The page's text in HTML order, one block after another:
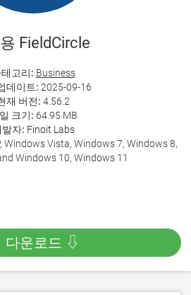
FieldCircle
테고리: Business
데이트: 2025-09-16
재 버전: 4.56.2
크기: 64.95 MB
발자: Finoit Labs
Windows Vista, Windows 7, Windows 8,
Windows 10, Windows 11
다운로드 ⇩